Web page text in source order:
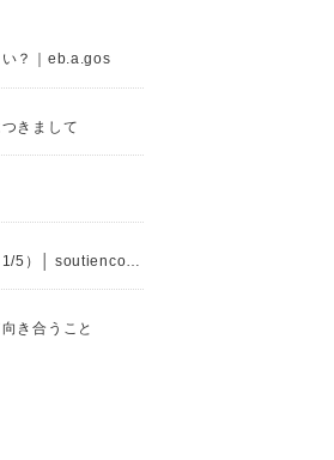
い？｜eb.a.gos
きまして
5）│ soutiencollar
き合うこと